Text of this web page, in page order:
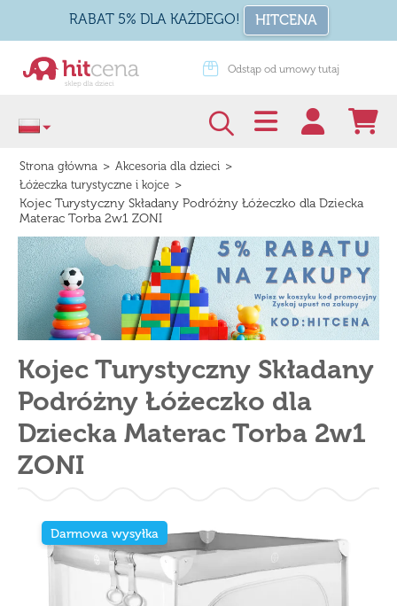
RABAT 5% DLA KAŻDEGO! HITCENA
od umowy tutaj Zapakuj na prezent
Strona główna > Akcesoria dla dzieci >
Łóżeczka turystyczne i kojce >
Kojec Turystyczny Składany Podróżny Łóżeczko dla Dziecka
Materac Torba 2w1 ZONI
Kojec Turystyczny Składany
Podróżny Łóżeczko dla
Dziecka Materac Torba 2w1
ZONI
Darmowa wysyłka